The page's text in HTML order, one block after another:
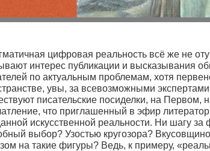
цифровая реальность всё же не
интерес публикации и высказывания
по актуальным проблемам, хотя
увы, за всевозможными
писательские посиделки, на Первом,
что приглашенный в эфир
искусственной реальности. Ни шагу
выбор? Узостью кругозора?
на такие фигуры? Ведь, к примеру,